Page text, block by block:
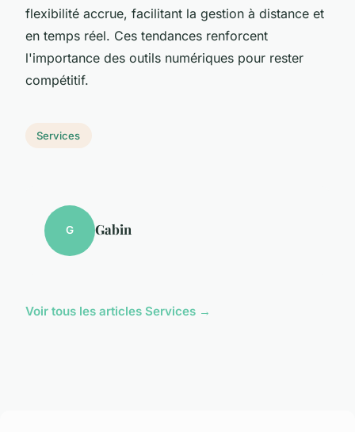
flexibilité accrue, facilitant la gestion à distance et
en temps réel. Ces tendances renforcent
l'importance des outils numériques pour rester
compétitif.
Services
G Gabin
Voir tous les articles Services →